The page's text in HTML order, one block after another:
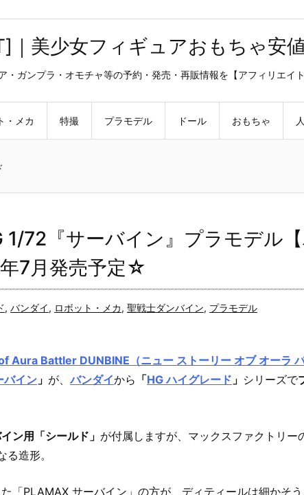
｜美少女フィギュアおもちゃ安
・ガンプラ・オモチャ等の予約・発売・再販情報を【アフィリエイ
・メカ 特撮 プラモデル ドール おもちゃ
1/72『サーバイン』プラモデル
7月発売予定☆
, バンダイ, ロボット・メカ, 聖戦士ダンバイン, プラモデル
Aura Battler DUNBINE（ニュー ストーリー オブ オーラ
バイン 」 が、バンダイから 「HG ハイグレード 」 シリーズで
ン用「シールド」 が付属しますが、マックスファクトリー
る造形。
「PLAMAX サーバイン」の方が、ディティールは細かそう